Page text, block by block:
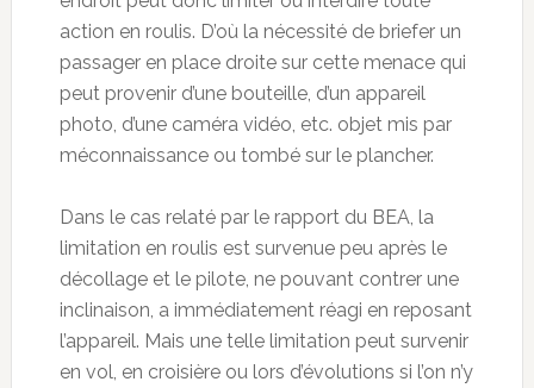
action en roulis. D’où la nécessité de briefer un
passager en place droite sur cette menace qui
peut provenir d’une bouteille, d’un appareil
photo, d’une caméra vidéo, etc. objet mis par
méconnaissance ou tombé sur le plancher.
Dans le cas relaté par le rapport du BEA, la
limitation en roulis est survenue peu après le
décollage et le pilote, ne pouvant contrer une
inclinaison, a immédiatement réagi en reposant
l’appareil. Mais une telle limitation peut survenir
en vol, en croisière ou lors d’évolutions si l’on n’y